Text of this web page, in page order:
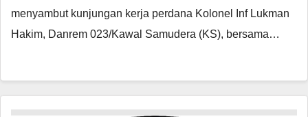
menyambut kunjungan kerja perdana Kolonel Inf Lukman
Hakim, Danrem 023/Kawal Samudera (KS), bersama…